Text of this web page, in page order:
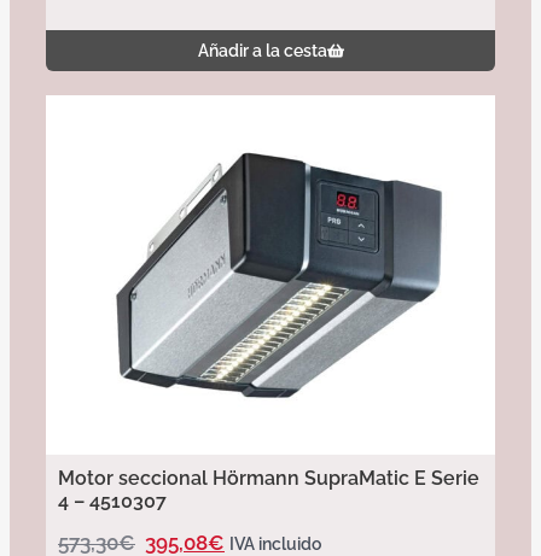
Añadir a la cesta
Motor seccional Hörmann SupraMatic E Serie
4 – 4510307
573,30€ 395,08€ IVA incluido